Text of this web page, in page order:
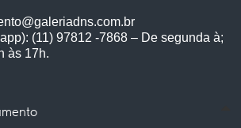
(11) 97812 -7868 – De segunda à;
às 17h.